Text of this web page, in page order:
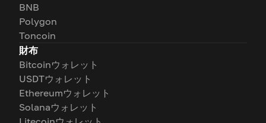
BNB
Polygon
Toncoin
財布
Bitcoinウォレット
USDTウォレット
Ethereumウォレット
Solanaウォレット